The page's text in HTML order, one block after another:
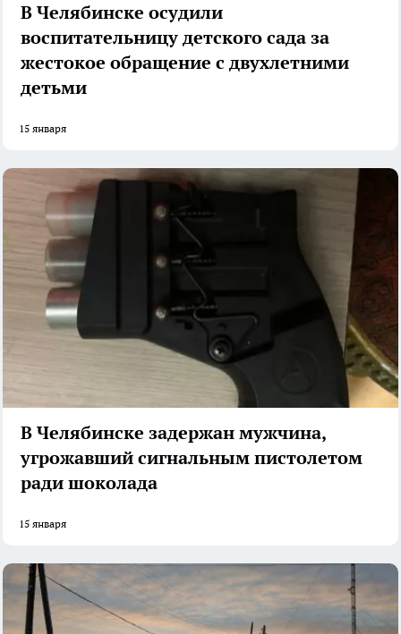
В Челябинске осудили
воспитательницу детского сада за
жестокое обращение с двухлетними
детьми
15 января
В Челябинске задержан мужчина,
угрожавший сигнальным пистолетом
ради шоколада
15 января